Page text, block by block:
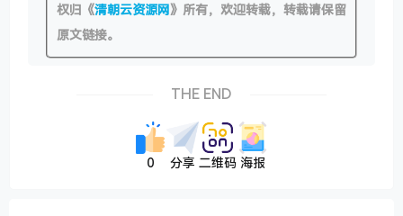
权归《清朝云资源网》所有，欢迎转载，转载请保留
原文链接。
THE END
0 分享 二维码 海报